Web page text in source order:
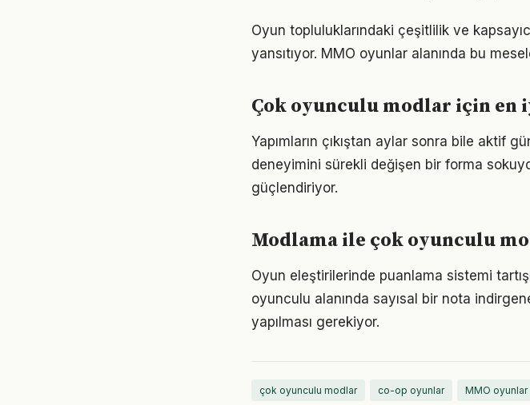
Oyun topluluklarındaki çeşitlilik ve
yansıtıyor. MMO oyunlar alanında bu
Çok oyunculu modlar için
Yapımların çıkıştan aylar sonra bile aktif
deneyimini sürekli değişen bir forma
güçlendiriyor.
Modlama ile çok oyunculu
Oyun eleştirilerinde puanlama sistemi
oyunculu alanında sayısal bir nota
yapılması gerekiyor.
çok oyunculu modlar co-op oyunlar MMO oyunlar